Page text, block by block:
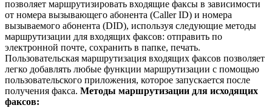
позволяет маршрутизировать входящие факсы в зависимости
от номера вызывающего абонента (Caller ID) и номера
вызываемого абонента (DID), используя следующие методы
маршрутизации для входящих факсов: отправить по
электронной почте, сохранить в папке, печать.
Пользовательская маршрутизация входящих факсов позволяет
легко добавлять любые функции маршрутизации с помощью
пользовательского приложения, которое запускается после
получения факса. Методы маршрутизации для исходящих
факсов: